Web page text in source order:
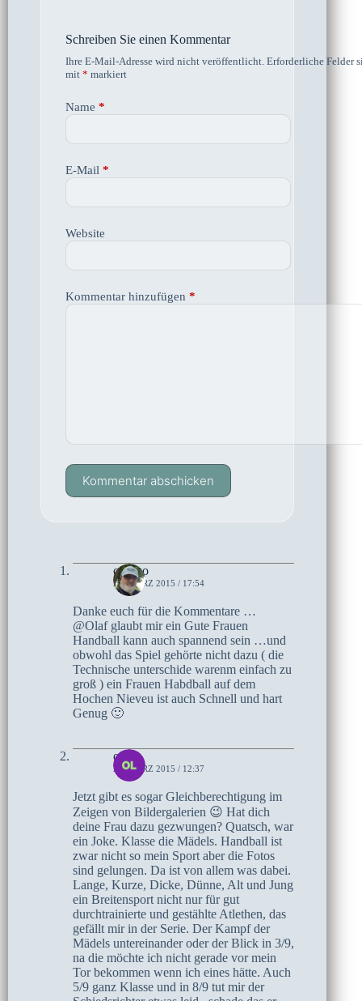
Schreiben Sie einen Kommentar
Ihre E-Mail-Adresse wird nicht veröffentlicht. Erforderliche Felder
mit * markiert
Name *
E-Mail *
Website
Kommentar hinzufügen *
Kommentar abschicken
czoczo
28. MÄRZ 2015 / 17:54
Danke euch für die Kommentare …
@Olaf glaubt mir ein Gute Frauen
Handball kann auch spannend sein …und
obwohl das Spiel gehörte nicht dazu ( die
Technische unterschide warenm einfach zu
groß ) ein Frauen Habdball auf dem
Hochen Nieveu ist auch Schnell und hart
Genug 🙂
olaf
28. MÄRZ 2015 / 12:37
Jetzt gibt es sogar Gleichberechtigung im
Zeigen von Bildergalerien 😉 Hat dich
deine Frau dazu gezwungen? Quatsch, war
ein Joke. Klasse die Mädels. Handball ist
zwar nicht so mein Sport aber die Fotos
sind gelungen. Da ist von allem was dabei.
Lange, Kurze, Dicke, Dünne, Alt und Jung
ein Breitensport nicht nur für gut
durchtrainierte und gestählte Atlethen, das
gefällt mir in der Serie. Der Kampf der
Mädels untereinander oder der Blick in 3/9,
na die möchte ich nicht gerade vor mein
Tor bekommen wenn ich eines hätte. Auch
5/9 ganz Klasse und in 8/9 tut mir der